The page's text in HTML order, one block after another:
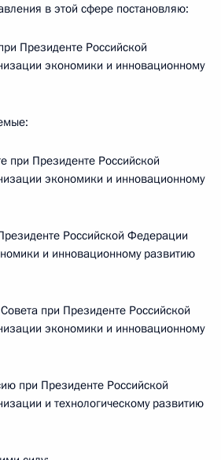
в этой сфере постановляю:
Президенте Российской
экономики и инновационному
при Президенте Российской
экономики и инновационному
Российской Федерации
и инновационному развитию
при Президенте Российской
экономики и инновационному
при Президенте Российской
и технологическому развитию